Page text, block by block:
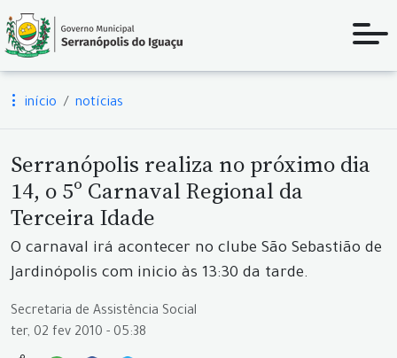
início notícias
Serranópolis realiza no próximo dia
14, o 5º Carnaval Regional da
Terceira Idade
O carnaval irá acontecer no clube São Sebastião de
Jardinópolis com inicio às 13:30 da tarde.
Secretaria de Assistência Social
ter, 02 fev 2010 - 05:38